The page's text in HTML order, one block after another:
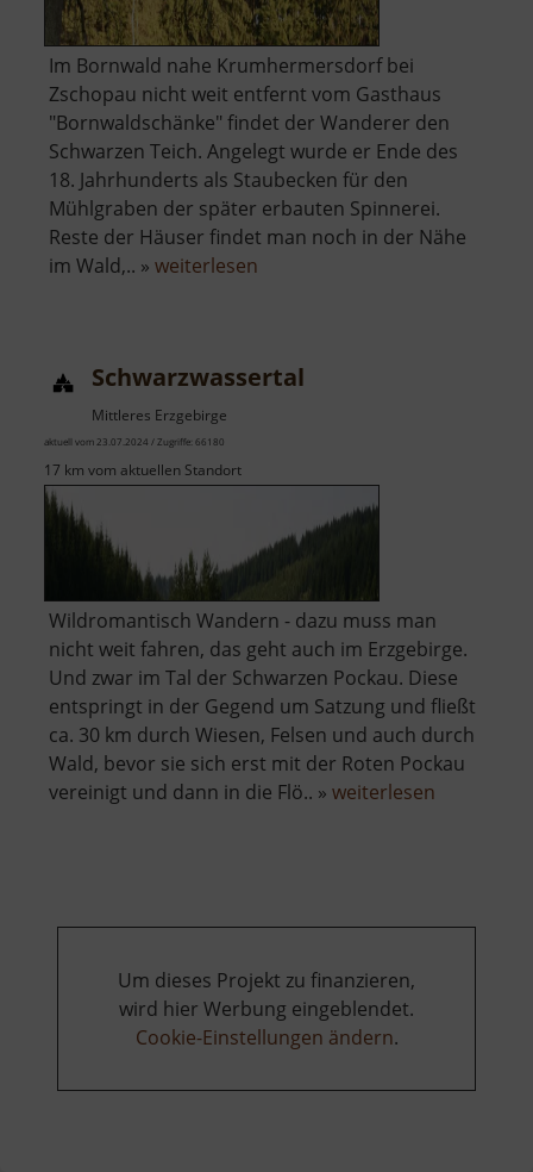
Im Bornwald nahe Krumhermersdorf bei
Zschopau nicht weit entfernt vom Gasthaus
"Bornwaldschänke" findet der Wanderer den
Schwarzen Teich. Angelegt wurde er Ende des
18. Jahrhunderts als Staubecken für den
Mühlgraben der später erbauten Spinnerei.
Reste der Häuser findet man noch in der Nähe
im Wald,.. » weiterlesen
Bornwald
Schwarzwassertal
Mittleres Erzgebirge
aktuell vom 23.07.2024 / Zugriffe: 66180
17 km vom aktuellen Standort
Wildromantisch Wandern - dazu muss man
nicht weit fahren, das geht auch im Erzgebirge.
Und zwar im Tal der Schwarzen Pockau. Diese
entspringt in der Gegend um Satzung und fließt
ca. 30 km durch Wiesen, Felsen und auch durch
Wald, bevor sie sich erst mit der Roten Pockau
vereinigt und dann in die Flö.. » weiterlesen
Um dieses Projekt zu finanzieren,
wird hier Werbung eingeblendet.
Cookie-Einstellungen ändern.